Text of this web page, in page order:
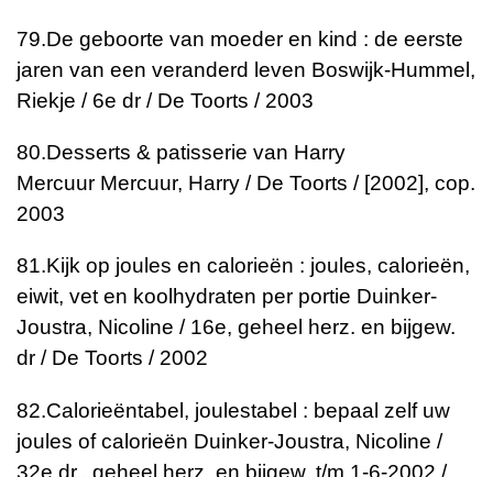
79.De geboorte van moeder en kind : de eerste
jaren van een veranderd leven Boswijk-Hummel,
Riekje / 6e dr / De Toorts / 2003
80.Desserts & patisserie van Harry
Mercuur Mercuur, Harry / De Toorts / [2002], cop.
2003
81.Kijk op joules en calorieën : joules, calorieën,
eiwit, vet en koolhydraten per portie Duinker-
Joustra, Nicoline / 16e, geheel herz. en bijgew.
dr / De Toorts / 2002
82.Calorieëntabel, joulestabel : bepaal zelf uw
joules of calorieën Duinker-Joustra, Nicoline /
32e dr., geheel herz. en bijgew. t/m 1-6-2002 /